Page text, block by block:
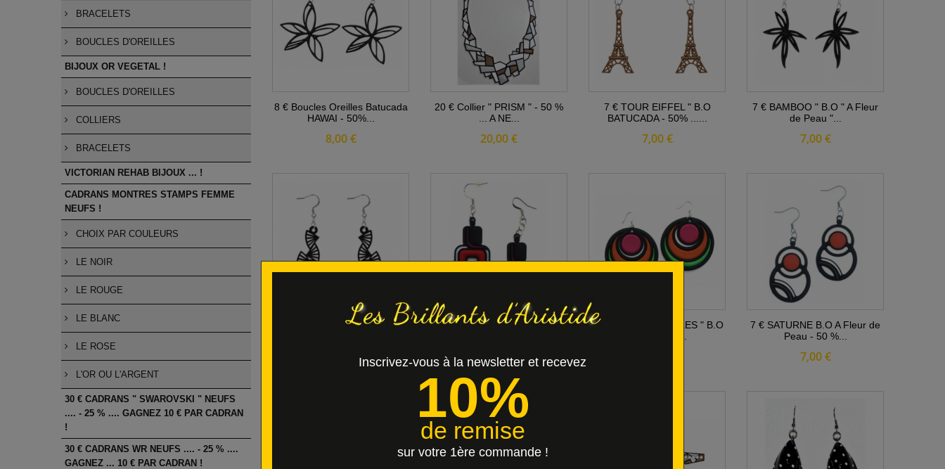
BRACELETS
BOUCLES D'OREILLES
BIJOUX OR VEGETAL !
BOUCLES D'OREILLES
COLLIERS
BRACELETS
VICTORIAN REHAB BIJOUX ... !
CADRANS MONTRES STAMPS FEMME
NEUFS !
CHOIX PAR COULEURS
LE NOIR
LE ROUGE
LE BLANC
LE ROSE
L'OR OU L'ARGENT
30 € CADRANS " SWAROVSKI " NEUFS
.... - 25 % .... GAGNEZ 10 € PAR CADRAN
!
30 € CADRANS WR NEUFS .... - 25 % ....
GAGNEZ ... 10 € PAR CADRAN !
8 € Boucles Oreilles Batucada
HAWAI - 50%...
8,00 €
20 € Collier " PRISM " - 50 %
... A NE...
20,00 €
7 € TOUR EIFFEL " B.O
BATUCADA - 50% ......
7,00 €
7 € BAMBOO " B.O " A Fleur
de Peau "...
7,00 €
8 € " ORIGAMI " B.O A Fleur
7€ PYTHAGORE " B.O "
7,00 €
7 € DANCING CIRCLES " B.O
7 € SATURNE B.O A Fleur de
Peau - 50 %...
7,00 €
Inscrivez-vous à la newsletter et recevez
10%
de remise
sur votre 1ère commande !